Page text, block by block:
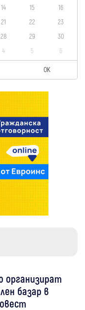
14 15
16
21 22
23
28 29
30
4 5 6
OK
организират
базар в